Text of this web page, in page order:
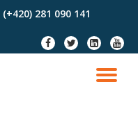
281 090 141
fa-
facebook
fa-
twitter
fa-
linkedin-
square
fa-